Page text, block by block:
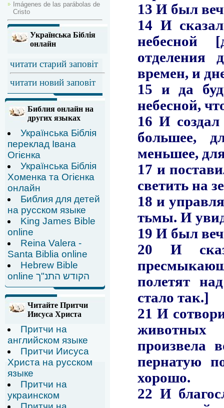
Imágenes de las parábolas de
Cristo
Українська Біблія
онлайн
читати старий заповіт
читати новий заповіт
Библия онлайн на
других языках
Українська Біблія
переклад Івана
Огієнка
Українська Біблія
Хоменка та Огієнка
онлайн
Библия для детей
на русском языке
King James Bible
online
Reina Valera -
Santa Biblia online
Hebrew Bible
online הקודש התנ"ך
Читайте Притчи
Иисуса Христа
Притчи на
английском языке
Притчи Иисуса
Христа на русском
языке
Притчи на
украинском